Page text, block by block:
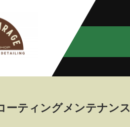
ガ
ティングメンテナンス